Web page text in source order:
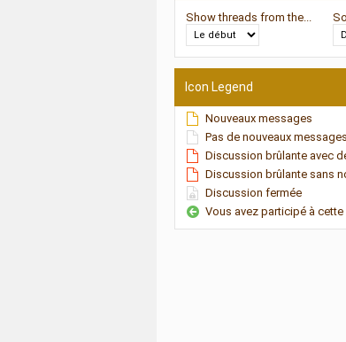
Show threads from the...
Icon Legend
Nouveaux messages
Pas de nouveaux messages.
Discussion brûlante avec
Discussion brûlante sans
Discussion fermée
Vous avez participé à